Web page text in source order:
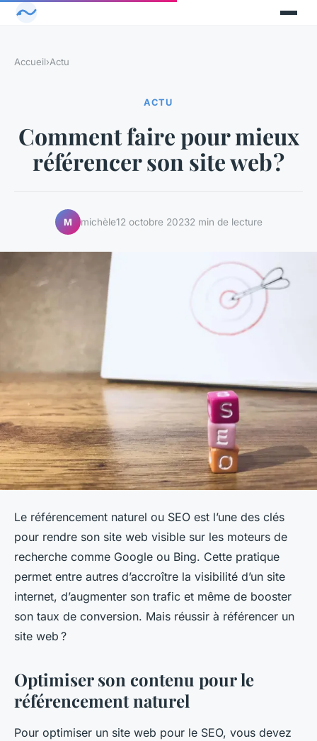
Accueil›Actu
ACTU
Comment faire pour mieux
référencer son site web ?
M michèle12 octobre 20232 min de lecture
Le référencement naturel ou SEO est l’une des clés
pour rendre son site web visible sur les moteurs de
recherche comme Google ou Bing. Cette pratique
permet entre autres d’accroître la visibilité d’un site
internet, d’augmenter son trafic et même de booster
son taux de conversion. Mais réussir à référencer un
site web ?
Optimiser son contenu pour le
référencement naturel
Pour optimiser un site web pour le SEO, vous devez